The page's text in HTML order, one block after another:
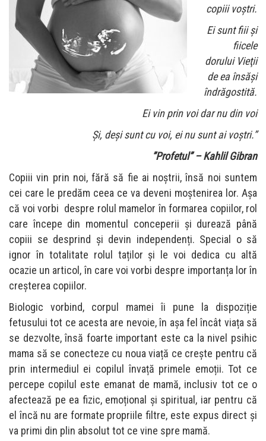
copiii voştri.
Ei sunt fiii şi
fiicele
dorului Vieţii
de ea însăşi
îndrăgostită.
Ei vin prin voi dar nu din voi
Şi, deşi sunt cu voi, ei nu sunt ai voştri.”
”Profetul” – Kahlil Gibran
Copiii vin prin noi, fără să fie ai noștrii, însă noi suntem
cei care le predăm ceea ce va deveni moștenirea lor. Așa
că voi vorbi despre rolul mamelor în formarea copiilor, rol
care începe din momentul conceperii și durează până
copiii se desprind și devin independenți. Special o să
ignor în totalitate rolul taților și le voi dedica cu altă
ocazie un articol, în care voi vorbi despre importanța lor în
creșterea copiilor.
Biologic vorbind, corpul mamei îi pune la dispoziție
fetusului tot ce acesta are nevoie, în așa fel încât viața să
se dezvolte, însă foarte important este ca la nivel psihic
mama să se conecteze cu noua viață ce crește pentru că
prin intermediul ei copilul învață primele emoții. Tot ce
percepe copilul este emanat de mamă, inclusiv tot ce o
afectează pe ea fizic, emoțional și spiritual, iar pentru că
el încă nu are formate propriile filtre, este expus direct și
va primi din plin absolut tot ce vine spre mamă.